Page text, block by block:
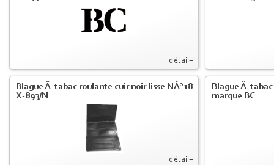
détail+
détail+
Blague Ã tabac roulante cuir noir lisse NÂ°18
X-893/N
Blague Ã
marque BC